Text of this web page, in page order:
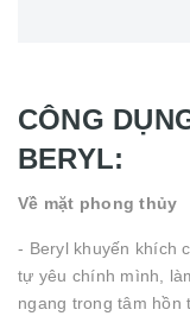
CÔNG
BERYL:
Về mặt phong thủy
- Beryl khuyến khích
tự yêu chính mình,
ngang trong tâm hồn